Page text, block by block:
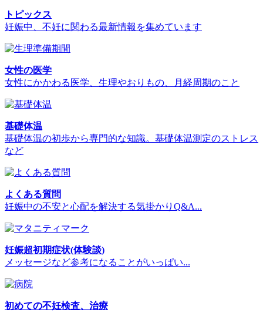
トピックス
妊娠中、不妊に関わる最新情報を集めています
女性の医学
女性にかかわる医学、生理やおりもの、月経周期のこと
基礎体温
基礎体温の初歩から専門的な知識。基礎体温測定のストレス
など
よくある質問
妊娠中の不安と心配を解決する気掛かりQ&A...
妊娠超初期症状(体験談)
メッセージなど参考になることがいっぱい...
初めての不妊検査、治療